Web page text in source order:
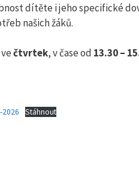
dítěte i jeho specifické
našich žáků.
čtvrtek, v čase od 13.30 –
2026 Stáhnout